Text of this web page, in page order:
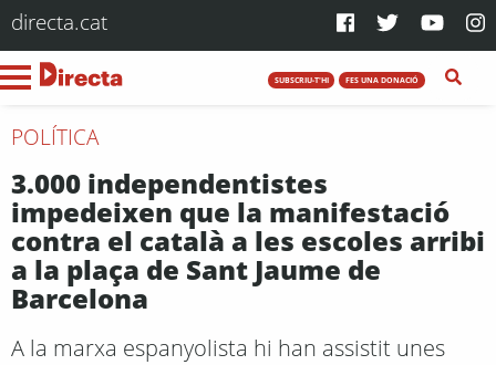
directa.cat
SUBSCRIU-T'HI FES UNA DONACIÓ
POLÍTICA
3.000 independentistes
impedeixen que la manifestació
contra el català a les escoles arribi
a la plaça de Sant Jaume de
Barcelona
A la marxa espanyolista hi han assistit unes